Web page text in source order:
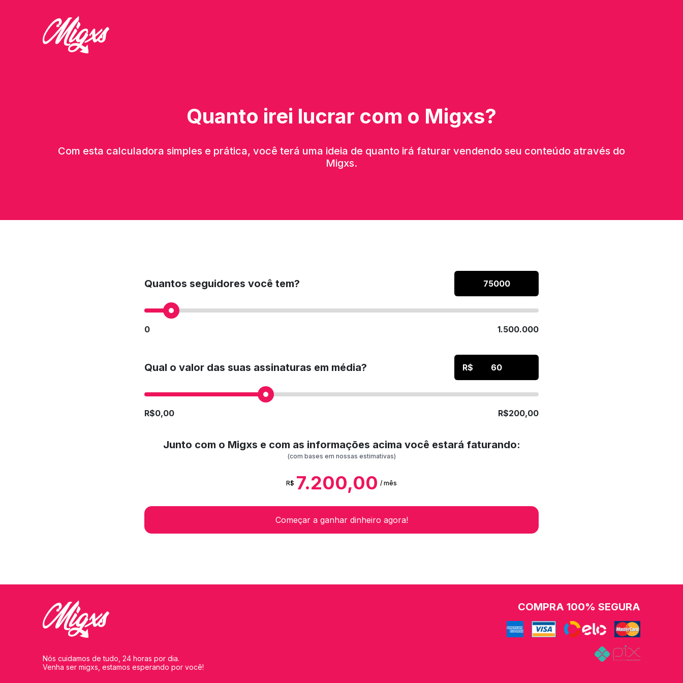
Quanto irei lucrar com o Migxs?
Com esta calculadora simples e prática, você terá uma ideia de quanto irá faturar vendendo seu conteúdo através do
Migxs.
Quantos seguidores você tem?
0 1.500.000
Qual o valor das suas assinaturas em média? R$
R$0,00 R$200,00
Junto com o Migxs e com as informações acima você estará faturando:
(com bases em nossas estimativas)
R$ 7.200,00 / mês
Começar a ganhar dinheiro agora!
Nós cuidamos de tudo, 24 horas por dia.
Venha ser migxs, estamos esperando por você!
COMPRA 100% SEGURA